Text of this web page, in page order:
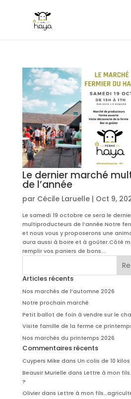
Le dernier marché
de l’année
par Cécile Laruelle| Oct 9,
Le samedi 19 octobre ce sera le
multiproducteurs de l’année.Notre
et nous vous y proposerons une
aura aussi à boire et à goûter.Côté
remplir vos paniers de bons...
Articles récents
Nos marchés de l’automne 2026
Notre prochain marché
Petit ballot de foin à vendre sur le
Visite famille de la ferme ce
Nos marchés du printemps 2026
Commentaires récents
Cuypers Mike dans Un colis de 10
Beausir Murielle dans Lettre à mon
?
Olivierdans Lettre à mon